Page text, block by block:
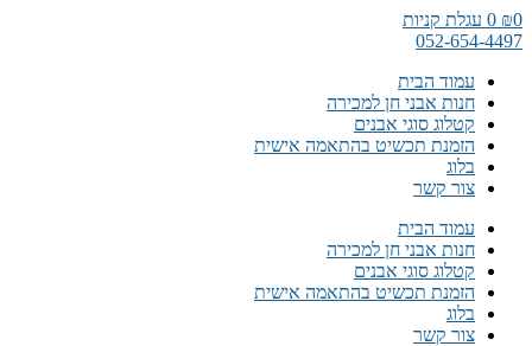
דלג
לתוכן
₪0
0 עגלת קניות
052-654-4497
עמוד הבית
חנות אבני חן למכירה
קטלוג סוגי אבנים
הזמנת תכשיט בהתאמה אישית
בלוג
צור קשר
עמוד הבית
חנות אבני חן למכירה
קטלוג סוגי אבנים
הזמנת תכשיט בהתאמה אישית
בלוג
צור קשר